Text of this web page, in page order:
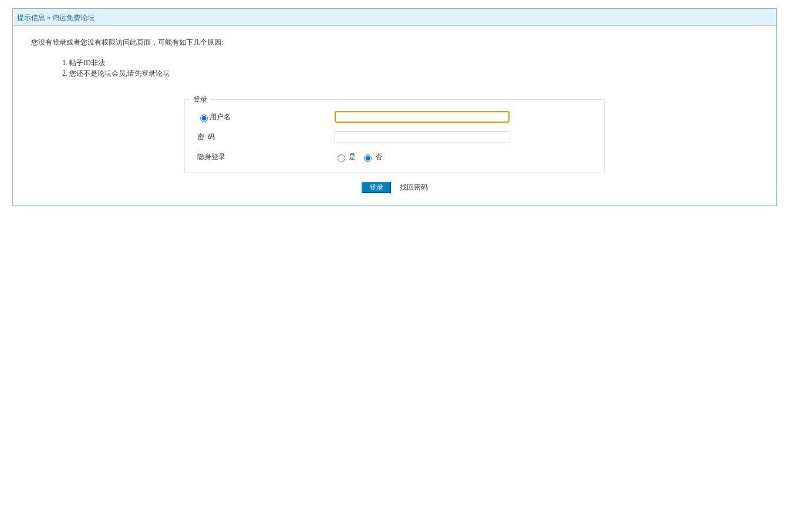
提示信息 » 鸿运免费论坛
您没有登录或者您没有权限访问此页面，可能有如下几个原因:
帖子ID非法
您还不是论坛会员,请先登录论坛
登录
用户名
密 码
隐身登录 是 否
找回密码